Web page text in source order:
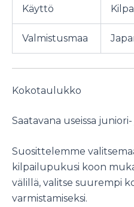
Käyttö
Valmistusmaa
Kokotaulukko
Saatavana useissa
Suosittelemme
kilpailupukusi koon
välillä, valitse suurempi
varmistamiseksi.